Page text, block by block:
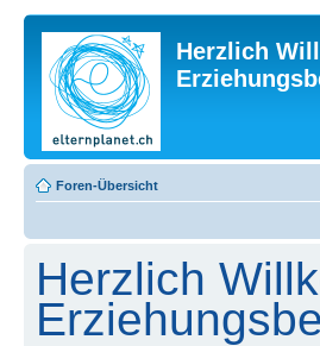
Herzlich
Foren-Übersicht
Herzlich